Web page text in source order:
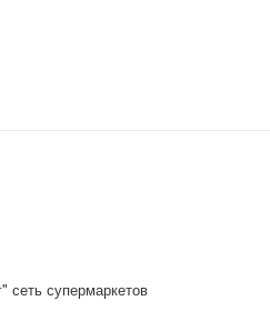
супермаркетов